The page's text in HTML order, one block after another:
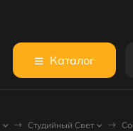
Каталог
Студийный Свет